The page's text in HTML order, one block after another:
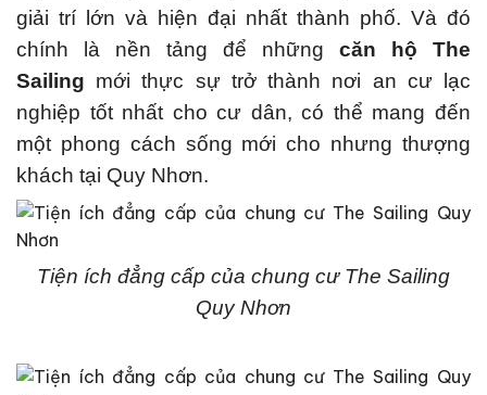
giải trí lớn và hiện đại nhất thành phố. Và đó
chính là nền tảng để những căn hộ The
Sailing mới thực sự trở thành nơi an cư lạc
nghiệp tốt nhất cho cư dân, có thể mang đến
một phong cách sống mới cho nhưng thượng
khách tại Quy Nhơn.
Tiện ích đẳng cấp của chung cư The Sailing
Quy Nhơn